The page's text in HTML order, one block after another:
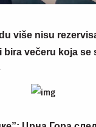
više nisu
bira večeru koja se